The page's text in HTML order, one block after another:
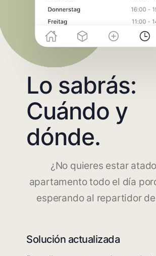
Lo sabrás:
Cuándo y
dónde.
¿No quieres estar
apartamento todo el día
esperando al repartidor de
Solución actualizada